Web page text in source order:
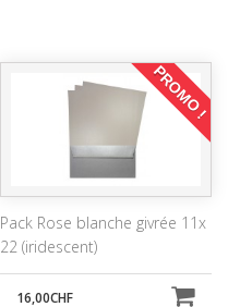
PROMO !
Pack Rose blanche givrée 11x
22 (iridescent)
16,00CHF